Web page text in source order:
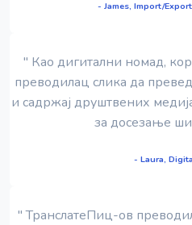
- James, Import/
" Као дигитални номад,
преводилац слика да
и садржај друштвених
за досезање
- Laura,
" ТранслатеПиц-ов